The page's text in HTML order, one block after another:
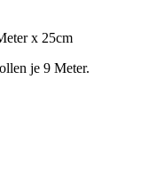
x 25cm
je 9 Meter.